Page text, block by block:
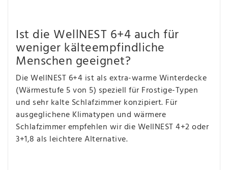
Ist die WellNEST 6+4 auch für
weniger kälteempfindliche
Menschen geeignet?
Die WellNEST 6+4 ist als extra-warme Winterdecke
(Wärmestufe 5 von 5) speziell für Frostige-Typen
und sehr kalte Schlafzimmer konzipiert. Für
ausgeglichene Klimatypen und wärmere
Schlafzimmer empfehlen wir die WellNEST 4+2 oder
3+1,8 als leichtere Alternative.